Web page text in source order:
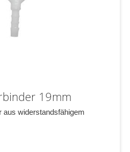
19mm
aus widerstandsfähigem